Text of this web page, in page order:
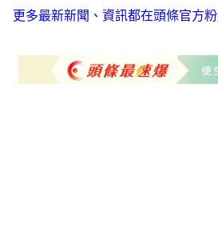
更多最新新聞、資訊都在頭條官方粉